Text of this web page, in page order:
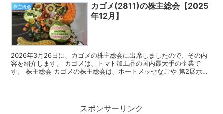
株主総会
カゴメ(2811)の株主総会【2025
年12月】
2026年3月26日に、カゴメの株主総会に出席しましたので、その内
容を紹介します。 カゴメは、トマト加工品の国内最大手の企業で
す。 株主総会 カゴメの株主総会は、ポートメッセなごや 第2展示館
スポンサーリンク